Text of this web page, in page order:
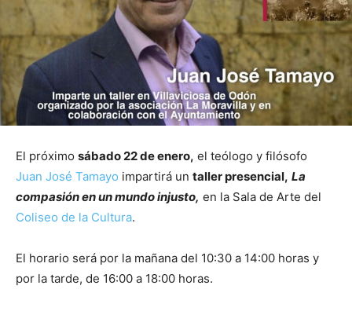
El próximo sábado 22 de enero, el teólogo y filósofo
Juan José Tamayo impartirá un taller presencial, La
compasión en un mundo injusto, en la Sala de Arte del
Coliseo de la Cultura.
El horario será por la mañana del 10:30 a 14:00 horas y
por la tarde, de 16:00 a 18:00 horas.